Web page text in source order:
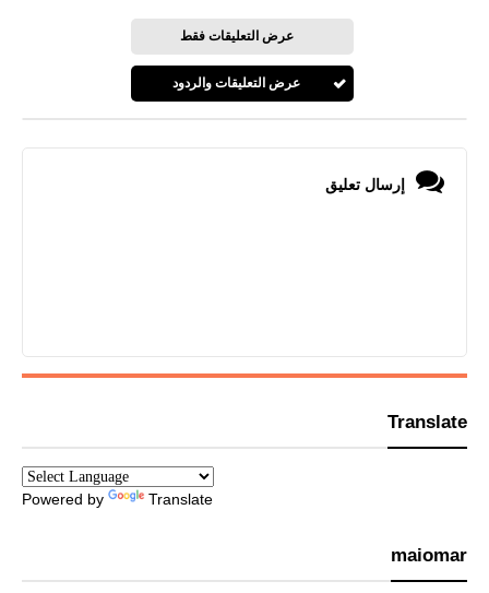
عرض التعليقات فقط
عرض التعليقات والردود
إرسال تعليق
Translate
Powered by Translate
maiomar